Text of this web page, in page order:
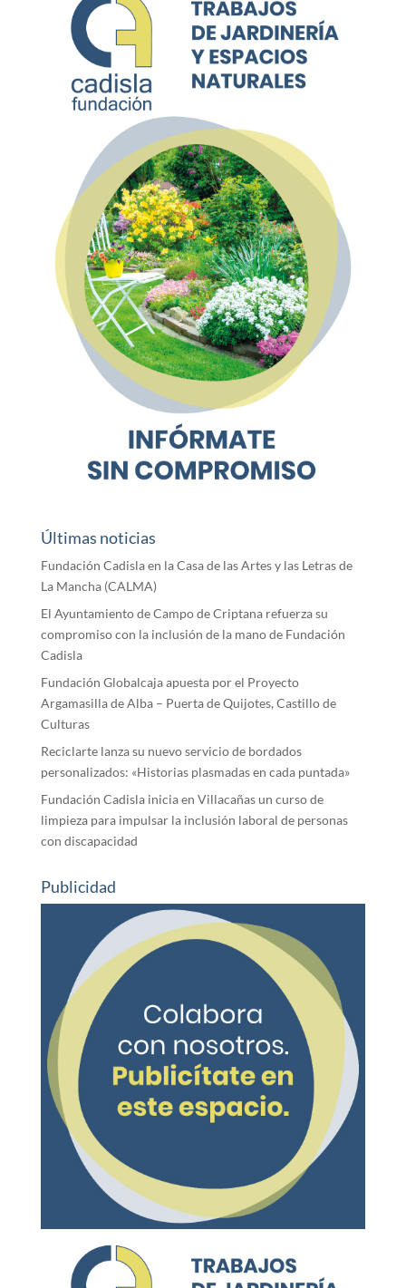
Últimas noticias
Fundación Cadisla en la Casa de las Artes y las Letras de
La Mancha (CALMA)
El Ayuntamiento de Campo de Criptana refuerza su
compromiso con la inclusión de la mano de Fundación
Cadisla
Fundación Globalcaja apuesta por el Proyecto
Argamasilla de Alba – Puerta de Quijotes, Castillo de
Culturas
Reciclarte lanza su nuevo servicio de bordados
personalizados: «Historias plasmadas en cada puntada»
Fundación Cadisla inicia en Villacañas un curso de
limpieza para impulsar la inclusión laboral de personas
con discapacidad
Publicidad